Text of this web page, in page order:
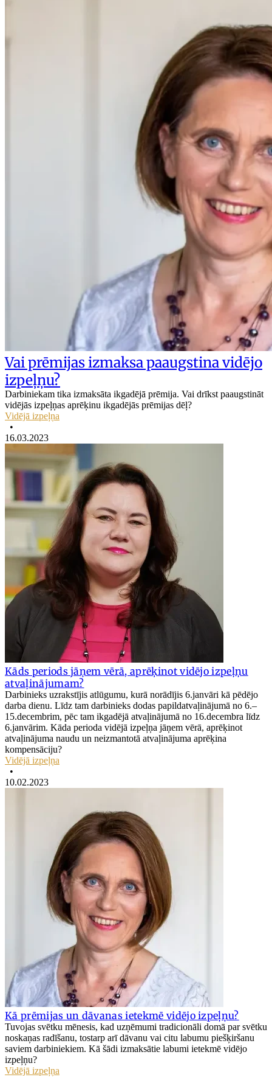
Vai prēmijas izmaksa paaugstina vidējo
izpeļņu?
Darbiniekam tika izmaksāta ikgadējā prēmija. Vai drīkst paaugstināt
vidējās izpeļņas aprēķinu ikgadējās prēmijas dēļ?
Vidējā izpeļņa
•
16.03.2023
Kāds periods jāņem vērā, aprēķinot vidējo izpeļņu
atvaļinājumam?
Darbinieks uzrakstījis atlūgumu, kurā norādījis 6.janvāri kā pēdējo
darba dienu. Līdz tam darbinieks dodas papildatvaļinājumā no 6.–
15.decembrim, pēc tam ikgadējā atvaļinājumā no 16.decembra līdz
6.janvārim. Kāda perioda vidējā izpeļņa jāņem vērā, aprēķinot
atvaļinājuma naudu un neizmantotā atvaļinājuma aprēķina
kompensāciju?
Vidējā izpeļņa
•
10.02.2023
Kā prēmijas un dāvanas ietekmē vidējo izpeļņu?
Tuvojas svētku mēnesis, kad uzņēmumi tradicionāli domā par svētku
noskaņas radīšanu, tostarp arī dāvanu vai citu labumu piešķiršanu
saviem darbiniekiem. Kā šādi izmaksātie labumi ietekmē vidējo
izpeļņu?
Vidējā izpeļņa